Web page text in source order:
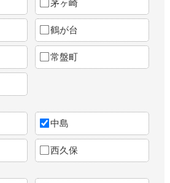
茅ヶ崎
鶴が台
常盤町
中島
西久保